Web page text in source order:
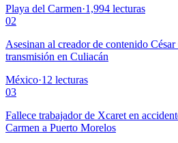
Playa del Carmen·1,994 lecturas
02
Asesinan al creador de contenido
transmisión en Culiacán
México·12 lecturas
03
Fallece trabajador de Xcaret en
Carmen a Puerto Morelos